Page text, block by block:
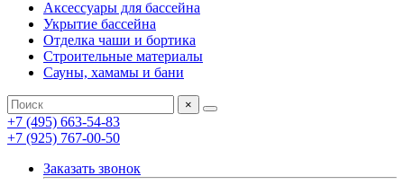
Аксессуары для бассейна
Укрытие бассейна
Отделка чаши и бортика
Строительные материалы
Сауны, хамамы и бани
×
+7 (495) 663-54-83
+7 (925) 767-00-50
Заказать звонок